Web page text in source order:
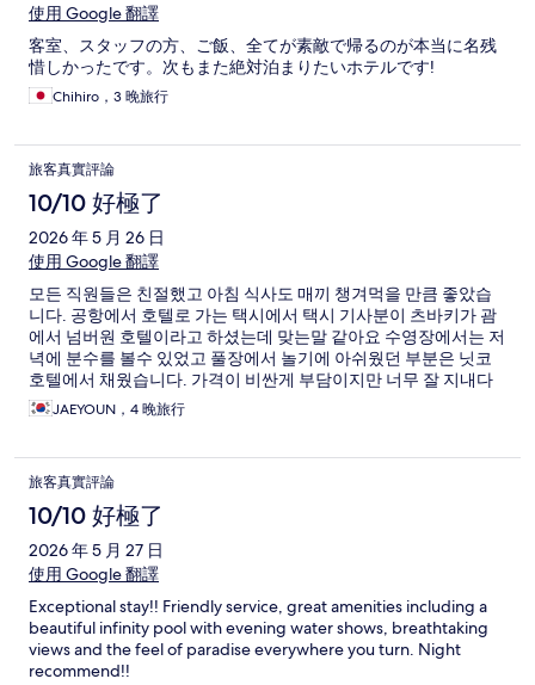
使用 Google 翻譯
客室、スタッフの方、ご飯、全てが素敵で帰るのが本当に名残
惜しかったです。次もまた絶対泊まりたいホテルです!
Chihiro，3 晚旅行
旅客真實評論
10/10 好極了
2026 年 5 月 26 日
使用 Google 翻譯
모든 직원들은 친절했고 아침 식사도 매끼 챙겨먹을 만큼 좋았습
니다. 공항에서 호텔로 가는 택시에서 택시 기사분이 츠바키가 괌
에서 넘버원 호텔이라고 하셨는데 맞는말 같아요 수영장에서는 저
녁에 분수를 볼수 있었고 풀장에서 놀기에 아쉬웠던 부분은 닛코
호텔에서 채웠습니다. 가격이 비싼게 부담이지만 너무 잘 지내다
와서 후회는 없습니다!
JAEYOUN，4 晚旅行
旅客真實評論
10/10 好極了
2026 年 5 月 27 日
使用 Google 翻譯
Exceptional stay!! Friendly service, great amenities including a
beautiful infinity pool with evening water shows, breathtaking
views and the feel of paradise everywhere you turn. Night
recommend!!